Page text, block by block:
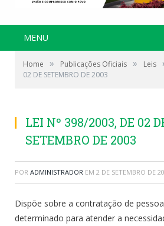
MENU
Home » Publicações Oficiais » Leis
02 DE SETEMBRO DE 2003
LEI Nº 398/2003, DE 02
SETEMBRO DE 2003
POR ADMINISTRADOR EM 2 DE SETEMBRO DE
Dispõe sobre a contratação de
determinado para atender a